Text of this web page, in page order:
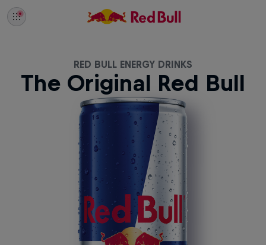
RED BULL ENERGY DRINKS
The Original Red Bull